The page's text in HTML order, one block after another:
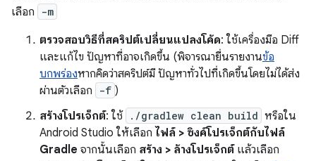
เลือก
-m
ตรวจสอบวิธีที่สคริปต์เปลี่ยนแปลงโค้ด: ใช้เครื่องมือ Diff
และแก้ไข ปัญหาที่อาจเกิดขึ้น (พิจารณายื่นรายงานข้อ
บกพร่องหากคิดว่าสคริปต์มี ปัญหาทั่วไปที่เกิดขึ้นโดยไม่ได้ส่ง
ผ่านตัวเลือก
-f )
สร้างโปรเจ็กต์: ใช้ ./gradlew clean build หรือใน
Android Studio ให้เลือก ไฟล์ > ซิงค์โปรเจ็กต์กับไฟล์
Gradle จากนั้นเลือก สร้าง > ล้างโปรเจ็กต์แล้วเลือก